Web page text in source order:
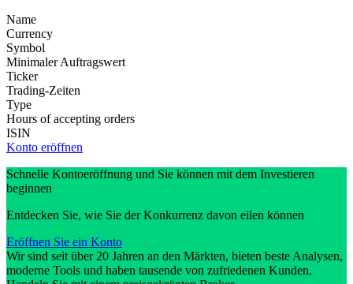
Name
Currency
Symbol
Minimaler Auftragswert
Ticker
Trading-Zeiten
Type
Hours of accepting orders
ISIN
Konto eröffnen
Schnelle Kontoeröffnung und Sie können mit dem Investieren
beginnen
Entdecken Sie, wie Sie der Konkurrenz davon eilen können
Eröffnen Sie ein Konto
Wir sind seit über 20 Jahren an den Märkten, bieten beste Analysen,
moderne Tools und haben tausende von zufriedenen Kunden.